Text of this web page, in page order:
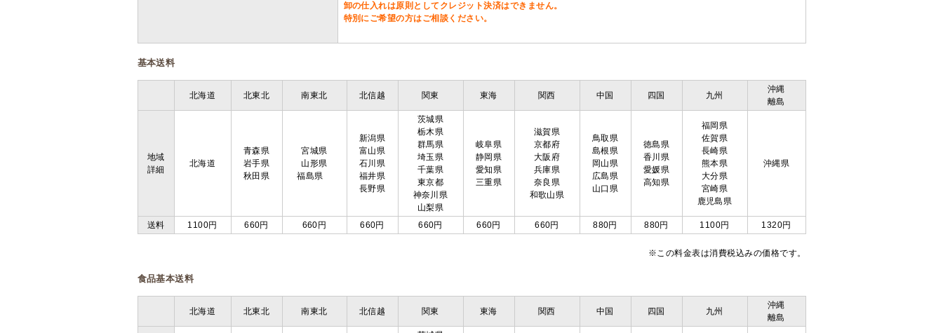
卸の仕入れは原則としてクレジット決済はできません。
特別にご希望の方はご相談ください。
基本送料
北海道 北東北 南東北 北信越 関東 東海 関西 中国 四国 九州
沖縄
離島
地域
詳細
北海道
青森県
岩手県
秋田県
宮城県
山形県
福島県
新潟県
富山県
石川県
福井県
長野県
茨城県
栃木県
群馬県
埼玉県
千葉県
東京都
神奈川県
山梨県
岐阜県
静岡県
愛知県
三重県
滋賀県
京都府
大阪府
兵庫県
奈良県
和歌山県
鳥取県
島根県
岡山県
広島県
山口県
徳島県
香川県
愛媛県
高知県
福岡県
佐賀県
長崎県
熊本県
大分県
宮崎県
鹿児島県
沖縄県
送料 1100円 660円 660円 660円 660円 660円 660円 880円 880円 1100円 1320円
※この料金表は消費税込みの価格です。
食品基本送料
北海道 北東北 南東北 北信越 関東 東海 関西 中国 四国 九州
沖縄
離島